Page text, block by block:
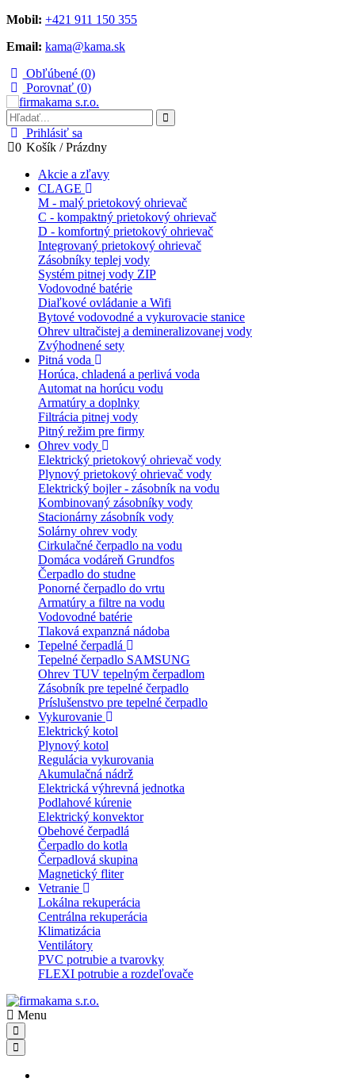
Mobil: +421 911 150 355
Email: kama@kama.sk
Obľúbené (0)
Porovnať (0)
Prihlásiť sa
0 Košík /Prázdny
Akcie a zľavy
CLAGE
M - malý prietokový ohrievač
C - kompaktný prietokový ohrievač
D - komfortný prietokový ohrievač
Integrovaný prietokový ohrievač
Zásobníky teplej vody
Systém pitnej vody ZIP
Vodovodné batérie
Diaľkové ovládanie a Wifi
Bytové vodovodné a vykurovacie stanice
Ohrev ultračistej a demineralizovanej vody
Zvýhodnené sety
Pitná voda
Horúca, chladená a perlivá voda
Automat na horúcu vodu
Armatúry a doplnky
Filtrácia pitnej vody
Pitný režim pre firmy
Ohrev vody
Elektrický prietokový ohrievač vody
Plynový prietokový ohrievač vody
Elektrický bojler - zásobník na vodu
Kombinovaný zásobníky vody
Stacionárny zásobník vody
Solárny ohrev vody
Cirkulačné čerpadlo na vodu
Domáca vodáreň Grundfos
Čerpadlo do studne
Ponorné čerpadlo do vrtu
Armatúry a filtre na vodu
Vodovodné batérie
Tlaková expanzná nádoba
Tepelné čerpadlá
Tepelné čerpadlo SAMSUNG
Ohrev TUV tepelným čerpadlom
Zásobník pre tepelné čerpadlo
Príslušenstvo pre tepelné čerpadlo
Vykurovanie
Elektrický kotol
Plynový kotol
Regulácia vykurovania
Akumulačná nádrž
Elektrická výhrevná jednotka
Podlahové kúrenie
Elektrický konvektor
Obehové čerpadlá
Čerpadlo do kotla
Čerpadlová skupina
Magnetický fliter
Vetranie
Lokálna rekuperácia
Centrálna rekuperácia
Klimatizácia
Ventilátory
PVC potrubie a tvarovky
FLEXI potrubie a rozdeľovače
Menu